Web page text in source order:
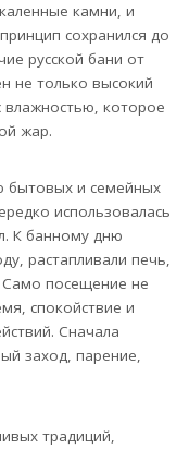
камни, и
сохранился до
русской бани от
не только высокий
влажностью, которое
жар.
бытовых и семейных
использовалась
К банному дню
растапливали печь,
Само посещение не
спокойствие и
Сначала
заход, парение,
традиций,